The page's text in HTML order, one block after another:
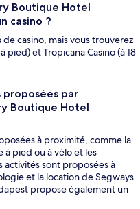
Boutique Hotel
casino ?
casino, mais vous trouverez
pied) et Tropicana Casino (à 18
par
Boutique Hotel
à proximité, comme la
à pied ou à vélo et les
activités sont proposées à
et la location de Segways.
propose également un